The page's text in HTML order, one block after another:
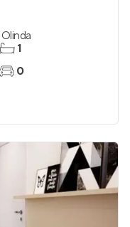
Olinda
1
0